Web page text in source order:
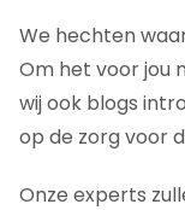
We hechten
Om het voor jou
wij ook blogs
op de zorg voor
Onze experts